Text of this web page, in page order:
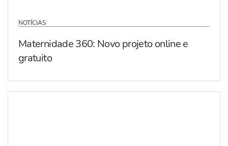
NOTÍCIAS
Maternidade 360: Novo projeto online e
gratuito